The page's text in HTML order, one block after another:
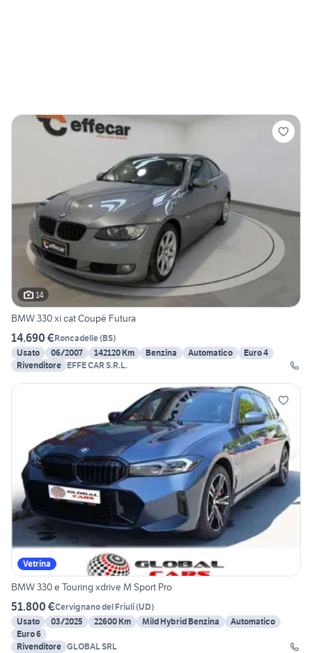
14
BMW 330 xi cat Coupé Futura
14.690 €Roncadelle(BS)
Usato
06/2007 142120 Km Benzina Automatico
Euro 4
Rivenditore EFFE CAR S.R.L.
Vetrina
BMW 330 e Touring xdrive M Sport Pro
51.800 €Cervignano del Friuli(UD)
Usato
03/2025 22600 Km Mild Hybrid Benzina
Automatico
Euro 6
Rivenditore GLOBAL SRL